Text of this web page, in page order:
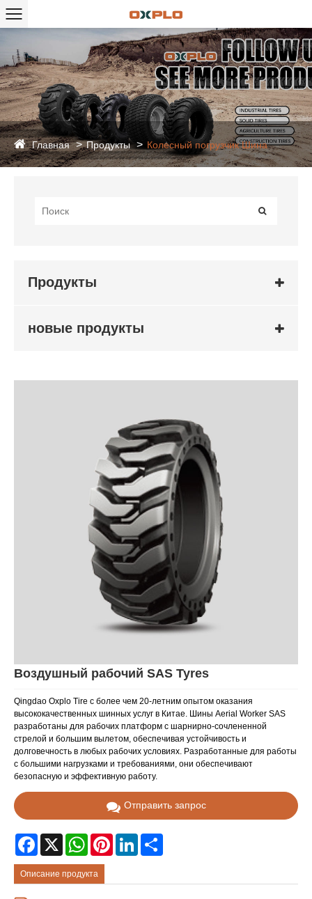
Главная Продукты Колесный погрузчик Шина
Продукты
новые продукты
Воздушный рабочий SAS Tyres
Qingdao Oxplo Tire с более чем 20-летним опытом оказания
высококачественных шинных услуг в Китае. Шины Aerial Worker SAS
разработаны для рабочих платформ с шарнирно-сочлененной
стрелой и большим вылетом, обеспечивая устойчивость и
долговечность в любых рабочих условиях. Разработанные для работы
с большими нагрузками и требованиями, они обеспечивают
безопасную и эффективную работу.
Отправить запрос
Facebook
X WhatsAppPinterestLinkedIn
Описание продукта